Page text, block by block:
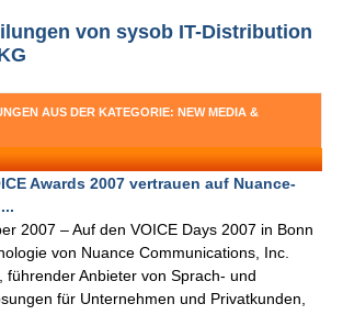
von sysob IT-Distribution
AUS DER KATEGORIE: NEW MEDIA &
Awards 2007 vertrauen auf Nuance-
2007 – Auf den VOICE Days 2007 in Bonn
von Nuance Communications, Inc.
führender Anbieter von Sprach- und
für Unternehmen und Privatkunden,